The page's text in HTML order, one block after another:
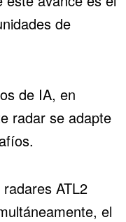
de
de IA, en
radar se adapte
ATL2
el